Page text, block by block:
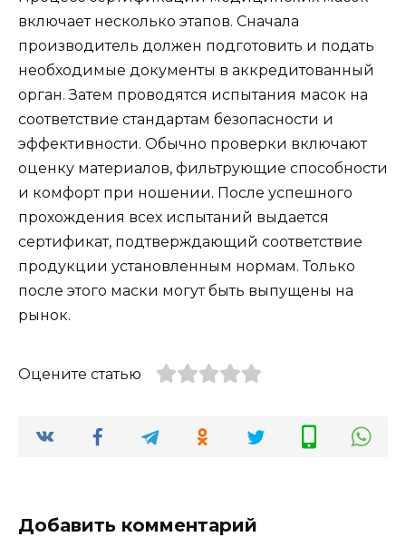
включает несколько этапов. Сначала
производитель должен подготовить и подать
необходимые документы в аккредитованный
орган. Затем проводятся испытания масок на
соответствие стандартам безопасности и
эффективности. Обычно проверки включают
оценку материалов, фильтрующие способности
и комфорт при ношении. После успешного
прохождения всех испытаний выдается
сертификат, подтверждающий соответствие
продукции установленным нормам. Только
после этого маски могут быть выпущены на
рынок.
Оцените статью
Добавить комментарий